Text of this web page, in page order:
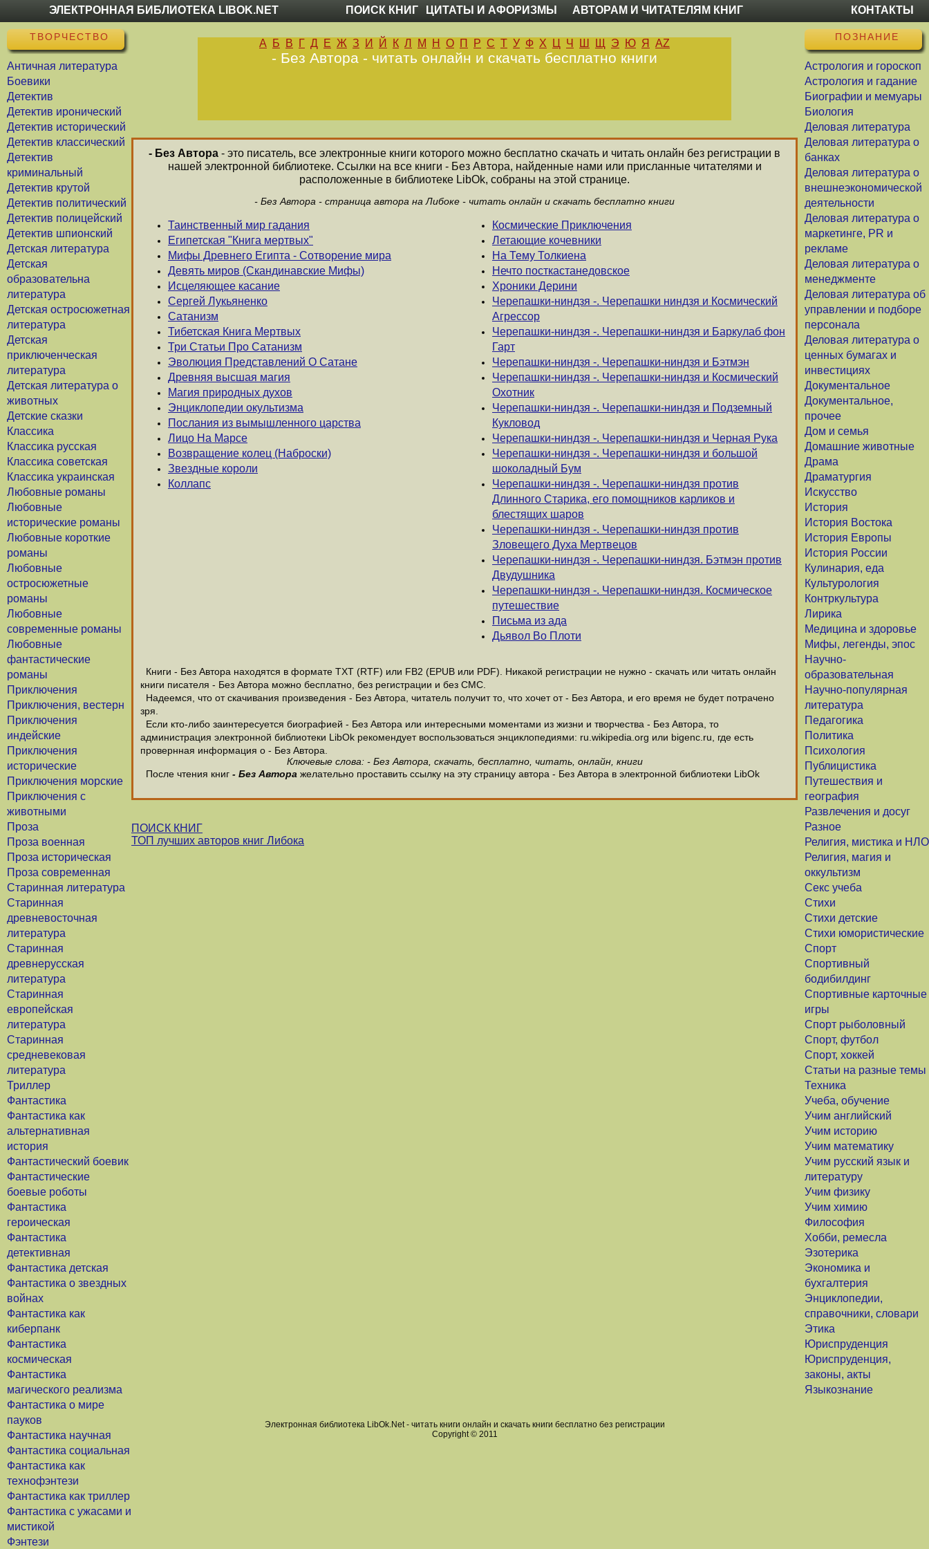
ЭЛЕКТРОННАЯ БИБЛИОТЕКА LIBOK.NET ПОИСК КНИГ ЦИТАТЫ И АФОРИЗМЫ АВТОРАМ И ЧИТАТЕЛЯМ КНИГ КОНТАКТЫ
ТВОРЧЕСТВО
Античная литература
Боевики
Детектив
Детектив иронический
Детектив исторический
Детектив классический
Детектив
криминальный
Детектив крутой
Детектив политический
Детектив полицейский
Детектив шпионский
Детская литература
Детская
образовательна
литература
Детская остросюжетная
литература
Детская
приключенческая
литература
Детская литература о
животных
Детские сказки
Классика
Классика русская
Классика советская
Классика украинская
Любовные романы
Любовные
исторические романы
Любовные короткие
романы
Любовные
остросюжетные
романы
Любовные
современные романы
Любовные
фантастические
романы
Приключения
Приключения, вестерн
Приключения
индейские
Приключения
исторические
Приключения морские
Приключения с
животными
Проза
Проза военная
Проза историческая
Проза современная
Старинная литература
Старинная
древневосточная
литература
Старинная
древнерусская
литература
Старинная
европейская
литература
Старинная
средневековая
литература
Триллер
Фантастика
Фантастика как
альтернативная
история
Фантастический боевик
Фантастические
боевые роботы
Фантастика
героическая
Фантастика
детективная
Фантастика детская
Фантастика о звездных
войнах
Фантастика как
киберпанк
Фантастика
космическая
Фантастика
магического реализма
Фантастика о мире
пауков
Фантастика научная
Фантастика социальная
Фантастика как
технофэнтези
Фантастика как триллер
Фантастика с ужасами и
мистикой
Фэнтези
ПОЗНАНИЕ
Астрология и гороскоп
Астрология и гадание
Биографии и мемуары
Биология
Деловая литература
Деловая литература о
банках
Деловая литература о
внешнеэкономической
деятельности
Деловая литература о
маркетинге, PR и
рекламе
Деловая литература о
менеджменте
Деловая литература об
управлении и подборе
персонала
Деловая литература о
ценных бумагах и
инвестициях
Документальное
Документальное,
прочее
Дом и семья
Домашние животные
Драма
Драматургия
Искусство
История
История Востока
История Европы
История России
Кулинария, еда
Культурология
Контркультура
Лирика
Медицина и здоровье
Мифы, легенды, эпос
Научно-
образовательная
Научно-популярная
литература
Педагогика
Политика
Психология
Публицистика
Путешествия и
география
Развлечения и досуг
Разное
Религия, мистика и НЛО
Религия, магия и
оккультизм
Секс учеба
Стихи
Стихи детские
Стихи юмористические
Спорт
Спортивный
бодибилдинг
Спортивные карточные
игры
Спорт рыболовный
Спорт, футбол
Спорт, хоккей
Статьи на разные темы
Техника
Учеба, обучение
Учим английский
Учим историю
Учим математику
Учим русский язык и
литературу
Учим физику
Учим химию
Философия
Хобби, ремесла
Эзотерика
Экономика и
бухгалтерия
Энциклопедии,
справочники, словари
Этика
Юриспруденция
Юриспруденция,
законы, акты
Языкознание
А Б В Г Д Е Ж З И Й К Л М Н О П Р С Т У Ф Х Ц Ч Ш Щ Э Ю Я AZ
- Без Автора - читать онлайн и скачать бесплатно книги
- Без Автора - это писатель, все электронные книги которого можно бесплатно скачать и читать онлайн без регистрации в
нашей электронной библиотеке. Ссылки на все книги - Без Автора, найденные нами или присланные читателями и
расположенные в библиотеке LibOk, собраны на этой странице.
- Без Автора - страница автора на Либоке - читать онлайн и скачать бесплатно книги
Таинственный мир гадания
Египетская "Книга мертвых"
Мифы Древнего Египта - Сотворение мира
Девять миров (Скандинавские Мифы)
Исцеляющее касание
Сергей Лукьяненко
Сатанизм
Тибетская Книга Мертвых
Три Статьи Про Сатанизм
Эволюция Представлений О Сатане
Древняя высшая магия
Магия природных духов
Энциклопедии окультизма
Послания из вымышленного царства
Лицо На Марсе
Возвращение колец (Наброски)
Звездные короли
Коллапс
Космические Приключения
Летающие кочевники
На Тему Толкиена
Нечто посткастанедовское
Хроники Дерини
Черепашки-ниндзя -. Черепашки ниндзя и Космический
Агрессор
Черепашки-ниндзя -. Черепашки-ниндзя и Баркулаб фон
Гарт
Черепашки-ниндзя -. Черепашки-ниндзя и Бэтмэн
Черепашки-ниндзя -. Черепашки-ниндзя и Космический
Охотник
Черепашки-ниндзя -. Черепашки-ниндзя и Подземный
Кукловод
Черепашки-ниндзя -. Черепашки-ниндзя и Черная Рука
Черепашки-ниндзя -. Черепашки-ниндзя и большой
шоколадный Бум
Черепашки-ниндзя -. Черепашки-ниндзя против
Длинного Старика, его помощников карликов и
блестящих шаров
Черепашки-ниндзя -. Черепашки-ниндзя против
Зловещего Духа Мертвецов
Черепашки-ниндзя -. Черепашки-ниндзя. Бэтмэн против
Двудушника
Черепашки-ниндзя -. Черепашки-ниндзя. Космическое
путешествие
Письма из ада
Дьявол Во Плоти
Книги - Без Автора находятся в формате ТХТ (RTF) или FB2 (EPUB или PDF). Никакой регистрации не нужно - скачать или читать онлайн
книги писателя - Без Автора можно бесплатно, без регистрации и без СМС.
Надеемся, что от скачивания произведения - Без Автора, читатель получит то, что хочет от - Без Автора, и его время не будет потрачено
зря.
Если кто-либо заинтересуется биографией - Без Автора или интересными моментами из жизни и творчества - Без Автора, то
администрация электронной библиотеки LibOk рекомендует воспользоваться энциклопедиями: ru.wikipedia.org или bigenc.ru, где есть
провернная информация о - Без Автора.
Ключевые слова: - Без Автора, скачать, бесплатно, читать, онлайн, книги
После чтения книг - Без Автора желательно проставить ссылку на эту страницу автора - Без Автора в электронной библиотеки LibOk
ПОИСК КНИГ
ТОП лучших авторов книг Либока
Электронная библиотека LibOk.Net - читать книги онлайн и скачать книги бесплатно без регистрации
Copyright © 2011